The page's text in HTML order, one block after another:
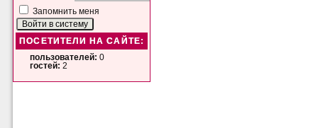
Запомнить меня
ПОСЕТИТЕЛИ НА САЙТЕ:
пользователей: 0
гостей: 2